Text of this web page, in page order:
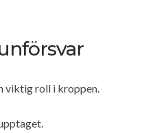
viktig roll i kroppen.